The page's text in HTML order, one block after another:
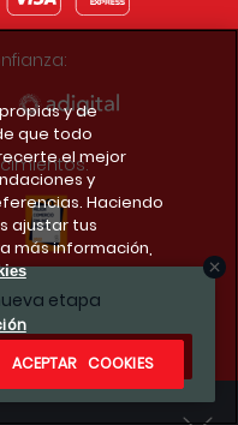
etapa
del club
y de
que todo
el mejor
y
Haciendo
ajustar tus
más información,
ACEPTAR COOKIES